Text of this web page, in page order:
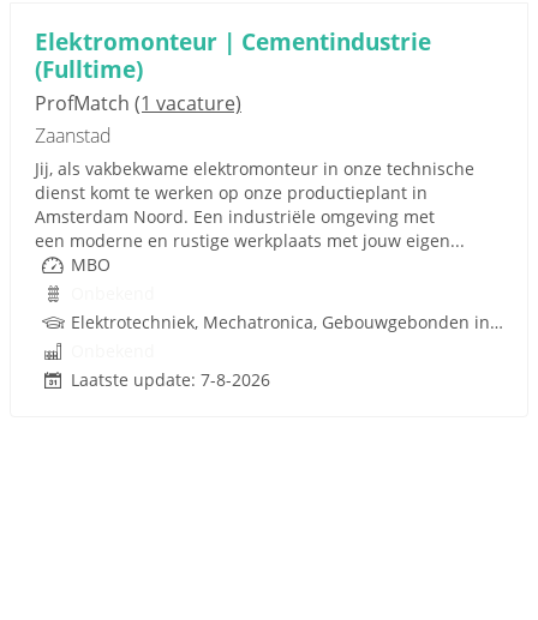
Elektromonteur | Cementindustrie
(Fulltime)
ProfMatch (1 vacature)
Zaanstad
Jij, als vakbekwame elektromonteur in onze technische
dienst komt te werken op onze productieplant in
Amsterdam Noord. Een industriële omgeving met
een moderne en rustige werkplaats met jouw eigen...
MBO
Elektrotechniek, Mechatronica, Gebouwgebonden installaties
Laatste update: 7-8-2026